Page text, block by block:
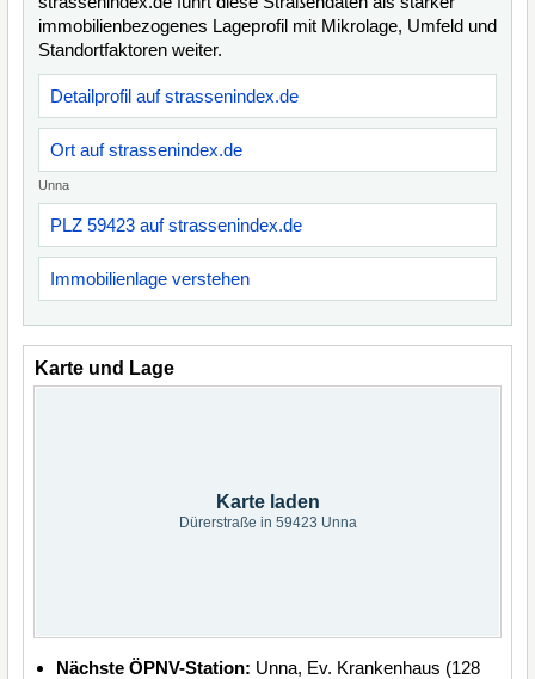
immobilienbezogenes Lageprofil mit Mikrolage, Umfeld und
Standortfaktoren weiter.
Detailprofil auf strassenindex.de
Ort auf strassenindex.de
Unna
PLZ 59423 auf strassenindex.de
Immobilienlage verstehen
Karte und Lage
Karte laden
Dürerstraße in 59423 Unna
Nächste ÖPNV-Station: Unna, Ev. Krankenhaus (128